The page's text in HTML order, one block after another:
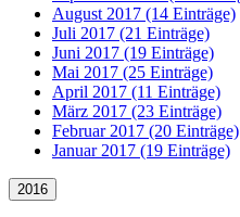
August 2017 (14 Einträge)
Juli 2017 (21 Einträge)
Juni 2017 (19 Einträge)
Mai 2017 (25 Einträge)
April 2017 (11 Einträge)
März 2017 (23 Einträge)
Februar 2017 (20 Einträge)
Januar 2017 (19 Einträge)
2016